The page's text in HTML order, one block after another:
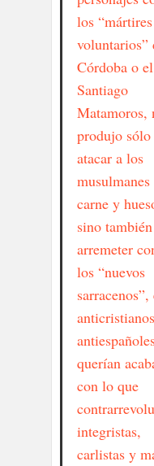
los “mártires
voluntarios”
Córdoba o el
Santiago
Matamoros,
produjo sólo
atacar a los
musulmanes
carne y
sino
arremeter
los “nuevos
sarracenos”,
querían
con lo que
integristas,
carlistas y